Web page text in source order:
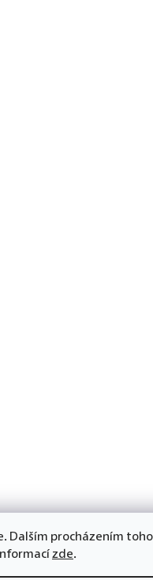
Dalším procházením
zde.